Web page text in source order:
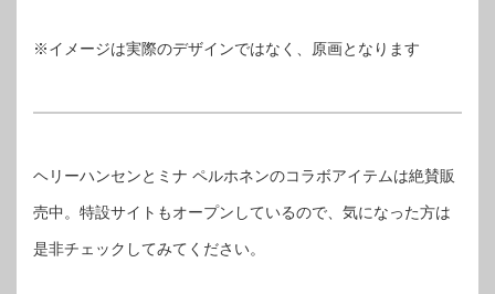
※イメージは実際のデザインではなく、原画となります
ヘリーハンセンとミナ ペルホネンのコラボアイテムは絶賛販
売中。特設サイトもオープンしているので、気になった方は
是非チェックしてみてください。